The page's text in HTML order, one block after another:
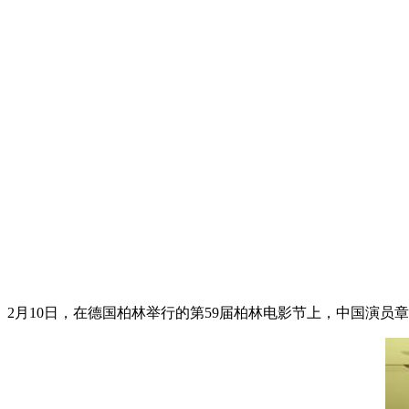
2月10日，在德国柏林举行的第59届柏林电影节上，中国演员